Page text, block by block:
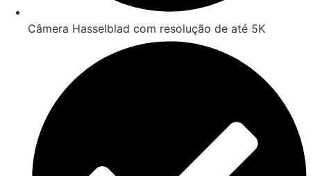
Câmera Hasselblad com resolução de até 5K